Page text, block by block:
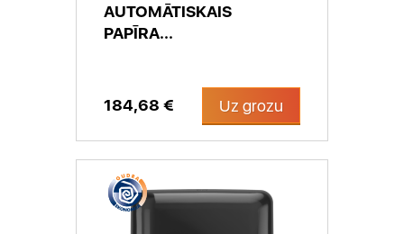
AUTOMĀTISKAIS
PAPĪRA...
184,68 € Uz grozu